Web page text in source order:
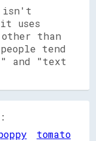
isn't
uses
than
tend
and "text
tomato